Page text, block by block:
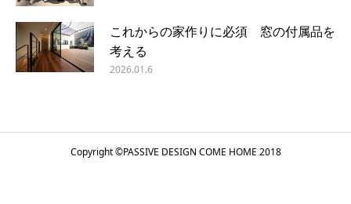
これからの家作りに必須 窓の付属品を
考える
2026.01.6
Copyright ©PASSIVE DESIGN COME HOME 2018